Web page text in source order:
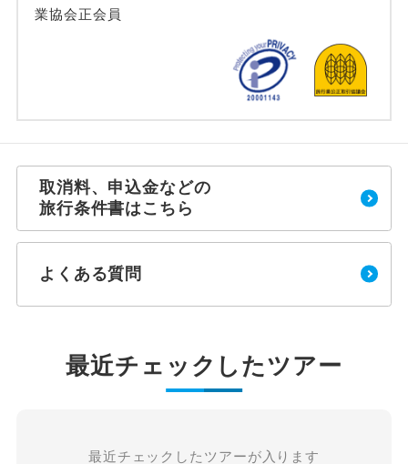
業協会正会員
取消料、申込金などの
旅行条件書はこちら
よくある質問
最近チェックしたツアー
最近チェックしたツアーが入ります